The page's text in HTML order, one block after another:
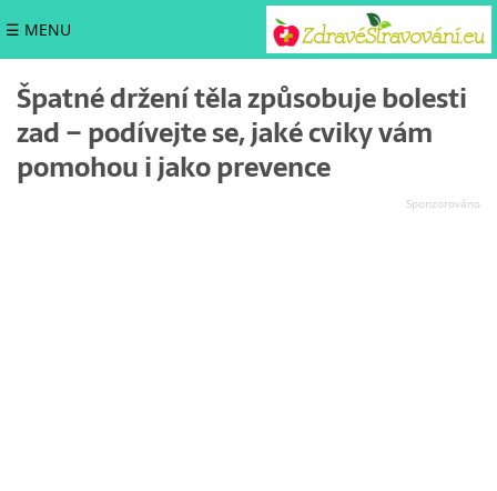
☰ MENU
Špatné držení těla způsobuje bolesti
zad – podívejte se, jaké cviky vám
pomohou i jako prevence